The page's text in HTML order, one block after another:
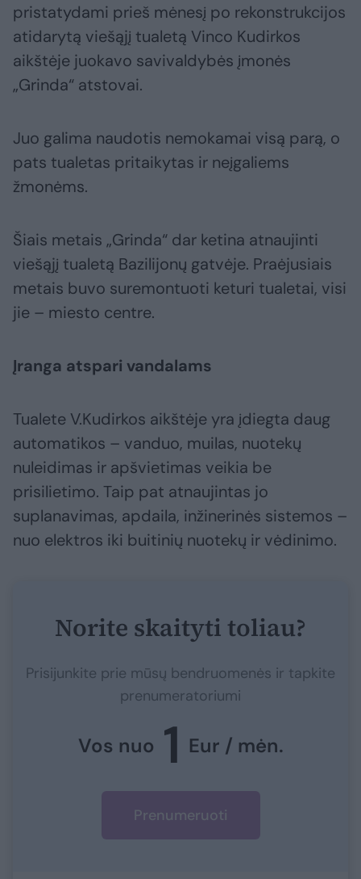
pristatydami prieš mėnesį po rekonstrukcijos
atidarytą viešąjį tualetą Vinco Kudirkos
aikštėje juokavo savivaldybės įmonės
„Grinda“ atstovai.
Juo galima naudotis nemokamai visą parą, o
pats tualetas pritaikytas ir neįgaliems
žmonėms.
Šiais metais „Grinda“ dar ketina atnaujinti
viešąjį tualetą Bazilijonų gatvėje. Praėjusiais
metais buvo suremontuoti keturi tualetai, visi
jie – miesto centre.
Įranga atspari vandalams
Tualete V.Kudirkos aikštėje yra įdiegta daug
automatikos – vanduo, muilas, nuotekų
nuleidimas ir apšvietimas veikia be
prisilietimo. Taip pat atnaujintas jo
suplanavimas, apdaila, inžinerinės sistemos –
nuo elektros iki buitinių nuotekų ir vėdinimo.
Norite skaityti toliau?
Prisijunkite prie mūsų bendruomenės ir tapkite
prenumeratoriumi
Vos nuo 1 Eur / mėn.
Prenumeruoti